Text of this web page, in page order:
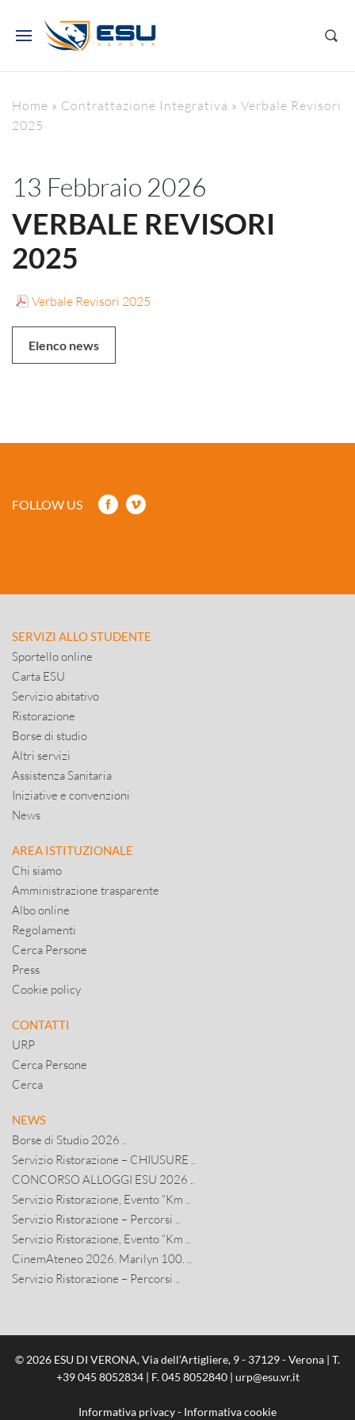
Home » Contrattazione Integrativa » Verbale Revisori
2025
13 Febbraio 2026
VERBALE REVISORI
2025
Verbale Revisori 2025
Elenco news
FOLLOW US
SERVIZI ALLO STUDENTE
Sportello online
Carta ESU
Servizio abitativo
Ristorazione
Borse di studio
Altri servizi
Assistenza Sanitaria
Iniziative e convenzioni
News
AREA ISTITUZIONALE
Chi siamo
Amministrazione trasparente
Albo online
Regolamenti
Cerca Persone
Press
Cookie policy
CONTATTI
URP
Cerca Persone
Cerca
NEWS
Borse di Studio 2026 ..
Servizio Ristorazione – CHIUSURE ..
CONCORSO ALLOGGI ESU 2026 ..
Servizio Ristorazione, Evento “Km ..
Servizio Ristorazione – Percorsi ..
Servizio Ristorazione, Evento “Km ..
CinemAteneo 2026. Marilyn 100. ..
Servizio Ristorazione – Percorsi ..
© 2026 ESU DI VERONA, Via dell’Artigliere, 9 - 37129 - Verona | T.
+39 045 8052834| F. 045 8052840 | urp@esu.vr.it
Informativa privacy- Informativa cookie